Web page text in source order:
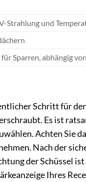
Strahlung und
Sparren, abhängig
Schritt für
Es ist
Achten Sie
Nach der
der Schüssel
Ihres